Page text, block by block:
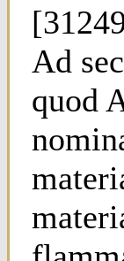
Ad
quod